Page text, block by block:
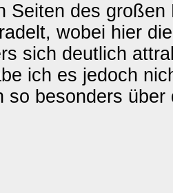
Seiten des großen
wobei hier
sich deutlich
ich es jedoch
so besonders über